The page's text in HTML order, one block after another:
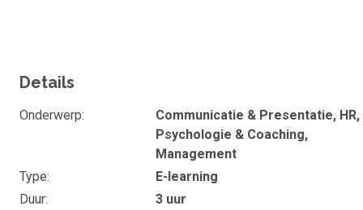
bevorderen.
Tips voor het creëren van een inclusieve
Manieren voor zowel werkgevers als werknemers
Details
Onderwerp
Communicatie & Presentatie, HR,
Psychologie & Coaching,
Management
Type
E-learning
Duur
3 uur